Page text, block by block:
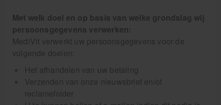
Met welk doel en op basis van welke grondslag wij
persoonsgegevens verwerken:
MediVit verwerkt uw persoonsgegevens voor de
volgende doelen:
Het afhandelen van uw betaling
Verzenden van onze nieuwsbrief en/of
reclamefolder